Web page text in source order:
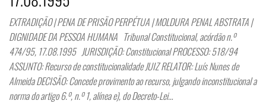
EXTRADIÇÃO | PENA DE PRISÃO PERPÉTUA | MOLDURA PENAL ABSTRATA |
DIGNIDADE DA PESSOA HUMANA Tribunal Constitucional, acórdão n.º
474/95, 17.08.1995 JURISDIÇÃO: Constitucional PROCESSO: 518/94
ASSUNTO: Recurso de constitucionalidade JUIZ RELATOR: Luís Nunes de
Almeida DECISÃO: Concede provimento ao recurso, julgando inconstitucional a
norma do artigo 6.º, n.º 1, alínea e), do Decreto-Lei…